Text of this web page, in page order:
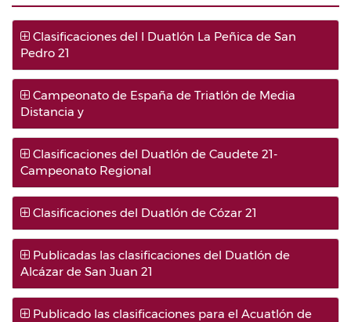
Clasificaciones del I Duatlón La Peñica de San
Pedro 21
Campeonato de España de Triatlón de Media
Distancia y
Clasificaciones del Duatlón de Caudete 21-
Campeonato Regional
Clasificaciones del Duatlón de Cózar 21
Publicadas las clasificaciones del Duatlón de
Alcázar de San Juan 21
Publicado las clasificaciones para el Acuatlón de